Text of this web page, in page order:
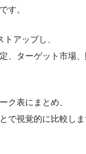
す。
アップし、
、ターゲット市場
ク表にまとめ、
で視覚的に比較しま